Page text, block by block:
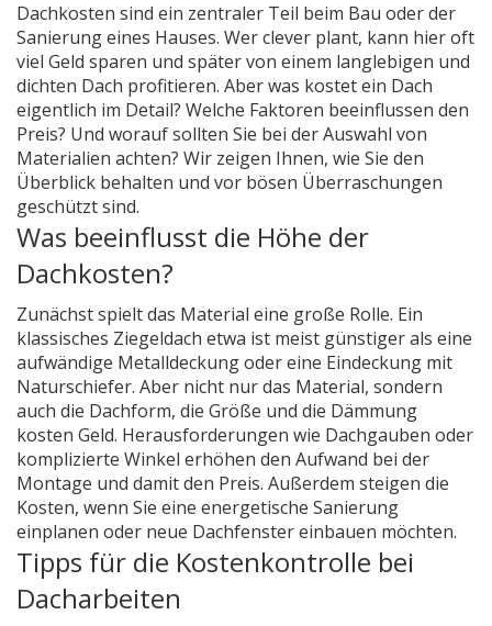
Dachkosten sind ein zentraler Teil beim Bau oder der
Sanierung eines Hauses. Wer clever plant, kann hier oft
viel Geld sparen und später von einem langlebigen und
dichten Dach profitieren. Aber was kostet ein Dach
eigentlich im Detail? Welche Faktoren beeinflussen den
Preis? Und worauf sollten Sie bei der Auswahl von
Materialien achten? Wir zeigen Ihnen, wie Sie den
Überblick behalten und vor bösen Überraschungen
geschützt sind.
Was beeinflusst die Höhe der
Dachkosten?
Zunächst spielt das Material eine große Rolle. Ein
klassisches Ziegeldach etwa ist meist günstiger als eine
aufwändige Metalldeckung oder eine Eindeckung mit
Naturschiefer. Aber nicht nur das Material, sondern
auch die Dachform, die Größe und die Dämmung
kosten Geld. Herausforderungen wie Dachgauben oder
komplizierte Winkel erhöhen den Aufwand bei der
Montage und damit den Preis. Außerdem steigen die
Kosten, wenn Sie eine energetische Sanierung
einplanen oder neue Dachfenster einbauen möchten.
Tipps für die Kostenkontrolle bei
Dacharbeiten